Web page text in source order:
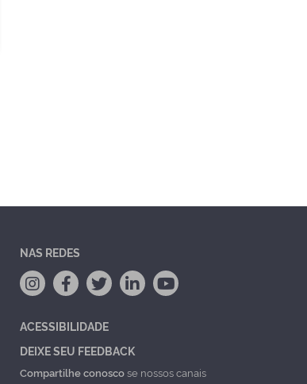
NAS REDES
ACESSIBILIDADE
DEIXE SEU FEEDBACK
Compartilhe conoscose nossos canais